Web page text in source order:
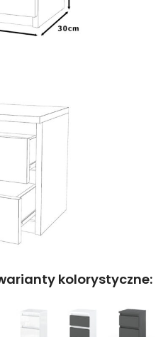
kolorystyczne: